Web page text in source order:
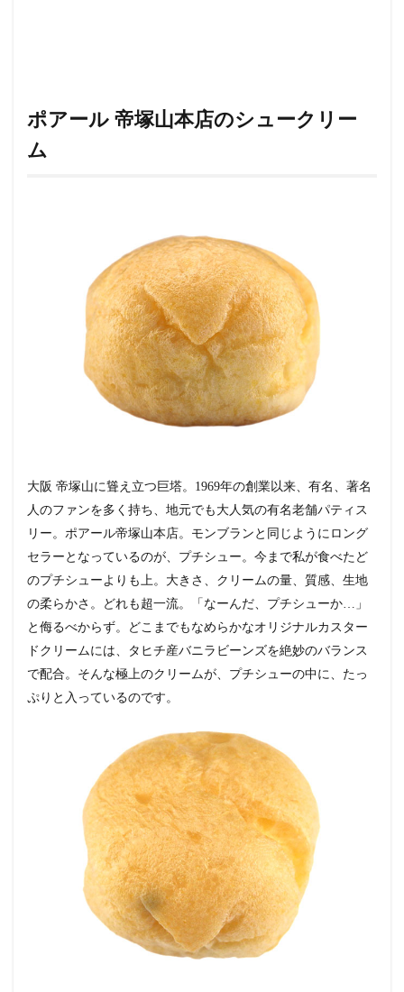
ポアール 帝塚山本店のシュークリー
ム
大阪 帝塚山に聳え立つ巨塔。1969年の創業以来、有名、著名
人のファンを多く持ち、地元でも大人気の有名老舗パティス
リー。ポアール帝塚山本店。モンブランと同じようにロング
セラーとなっているのが、プチシュー。今まで私が食べたど
のプチシューよりも上。大きさ、クリームの量、質感、生地
の柔らかさ。どれも超一流。「なーんだ、プチシューか…」
と侮るべからず。どこまでもなめらかなオリジナルカスター
ドクリームには、タヒチ産バニラビーンズを絶妙のバランス
で配合。そんな極上のクリームが、プチシューの中に、たっ
ぷりと入っているのです。